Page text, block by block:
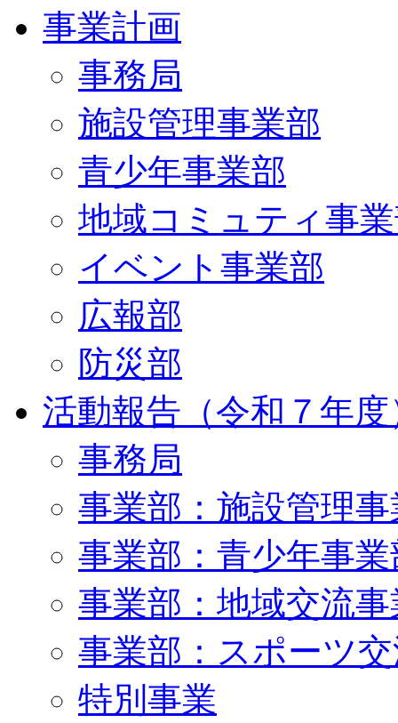
事業計画
事務局
施設管理事業部
青少年事業部
地域コミュティ事
イベント事業部
広報部
防災部
活動報告（令和７年度
事務局
事業部：施設管理
事業部：青少年事業
事業部：地域交流
事業部：スポーツ
特別事業